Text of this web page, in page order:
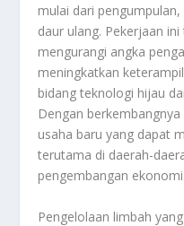
mulai dari
daur ulang. Pekerjaan
mengurangi angka
meningkatkan
bidang teknologi hijau
Dengan
usaha baru yang dapat
terutama di daerah-
pengembangan ekonomi.
Pengelolaan limbah